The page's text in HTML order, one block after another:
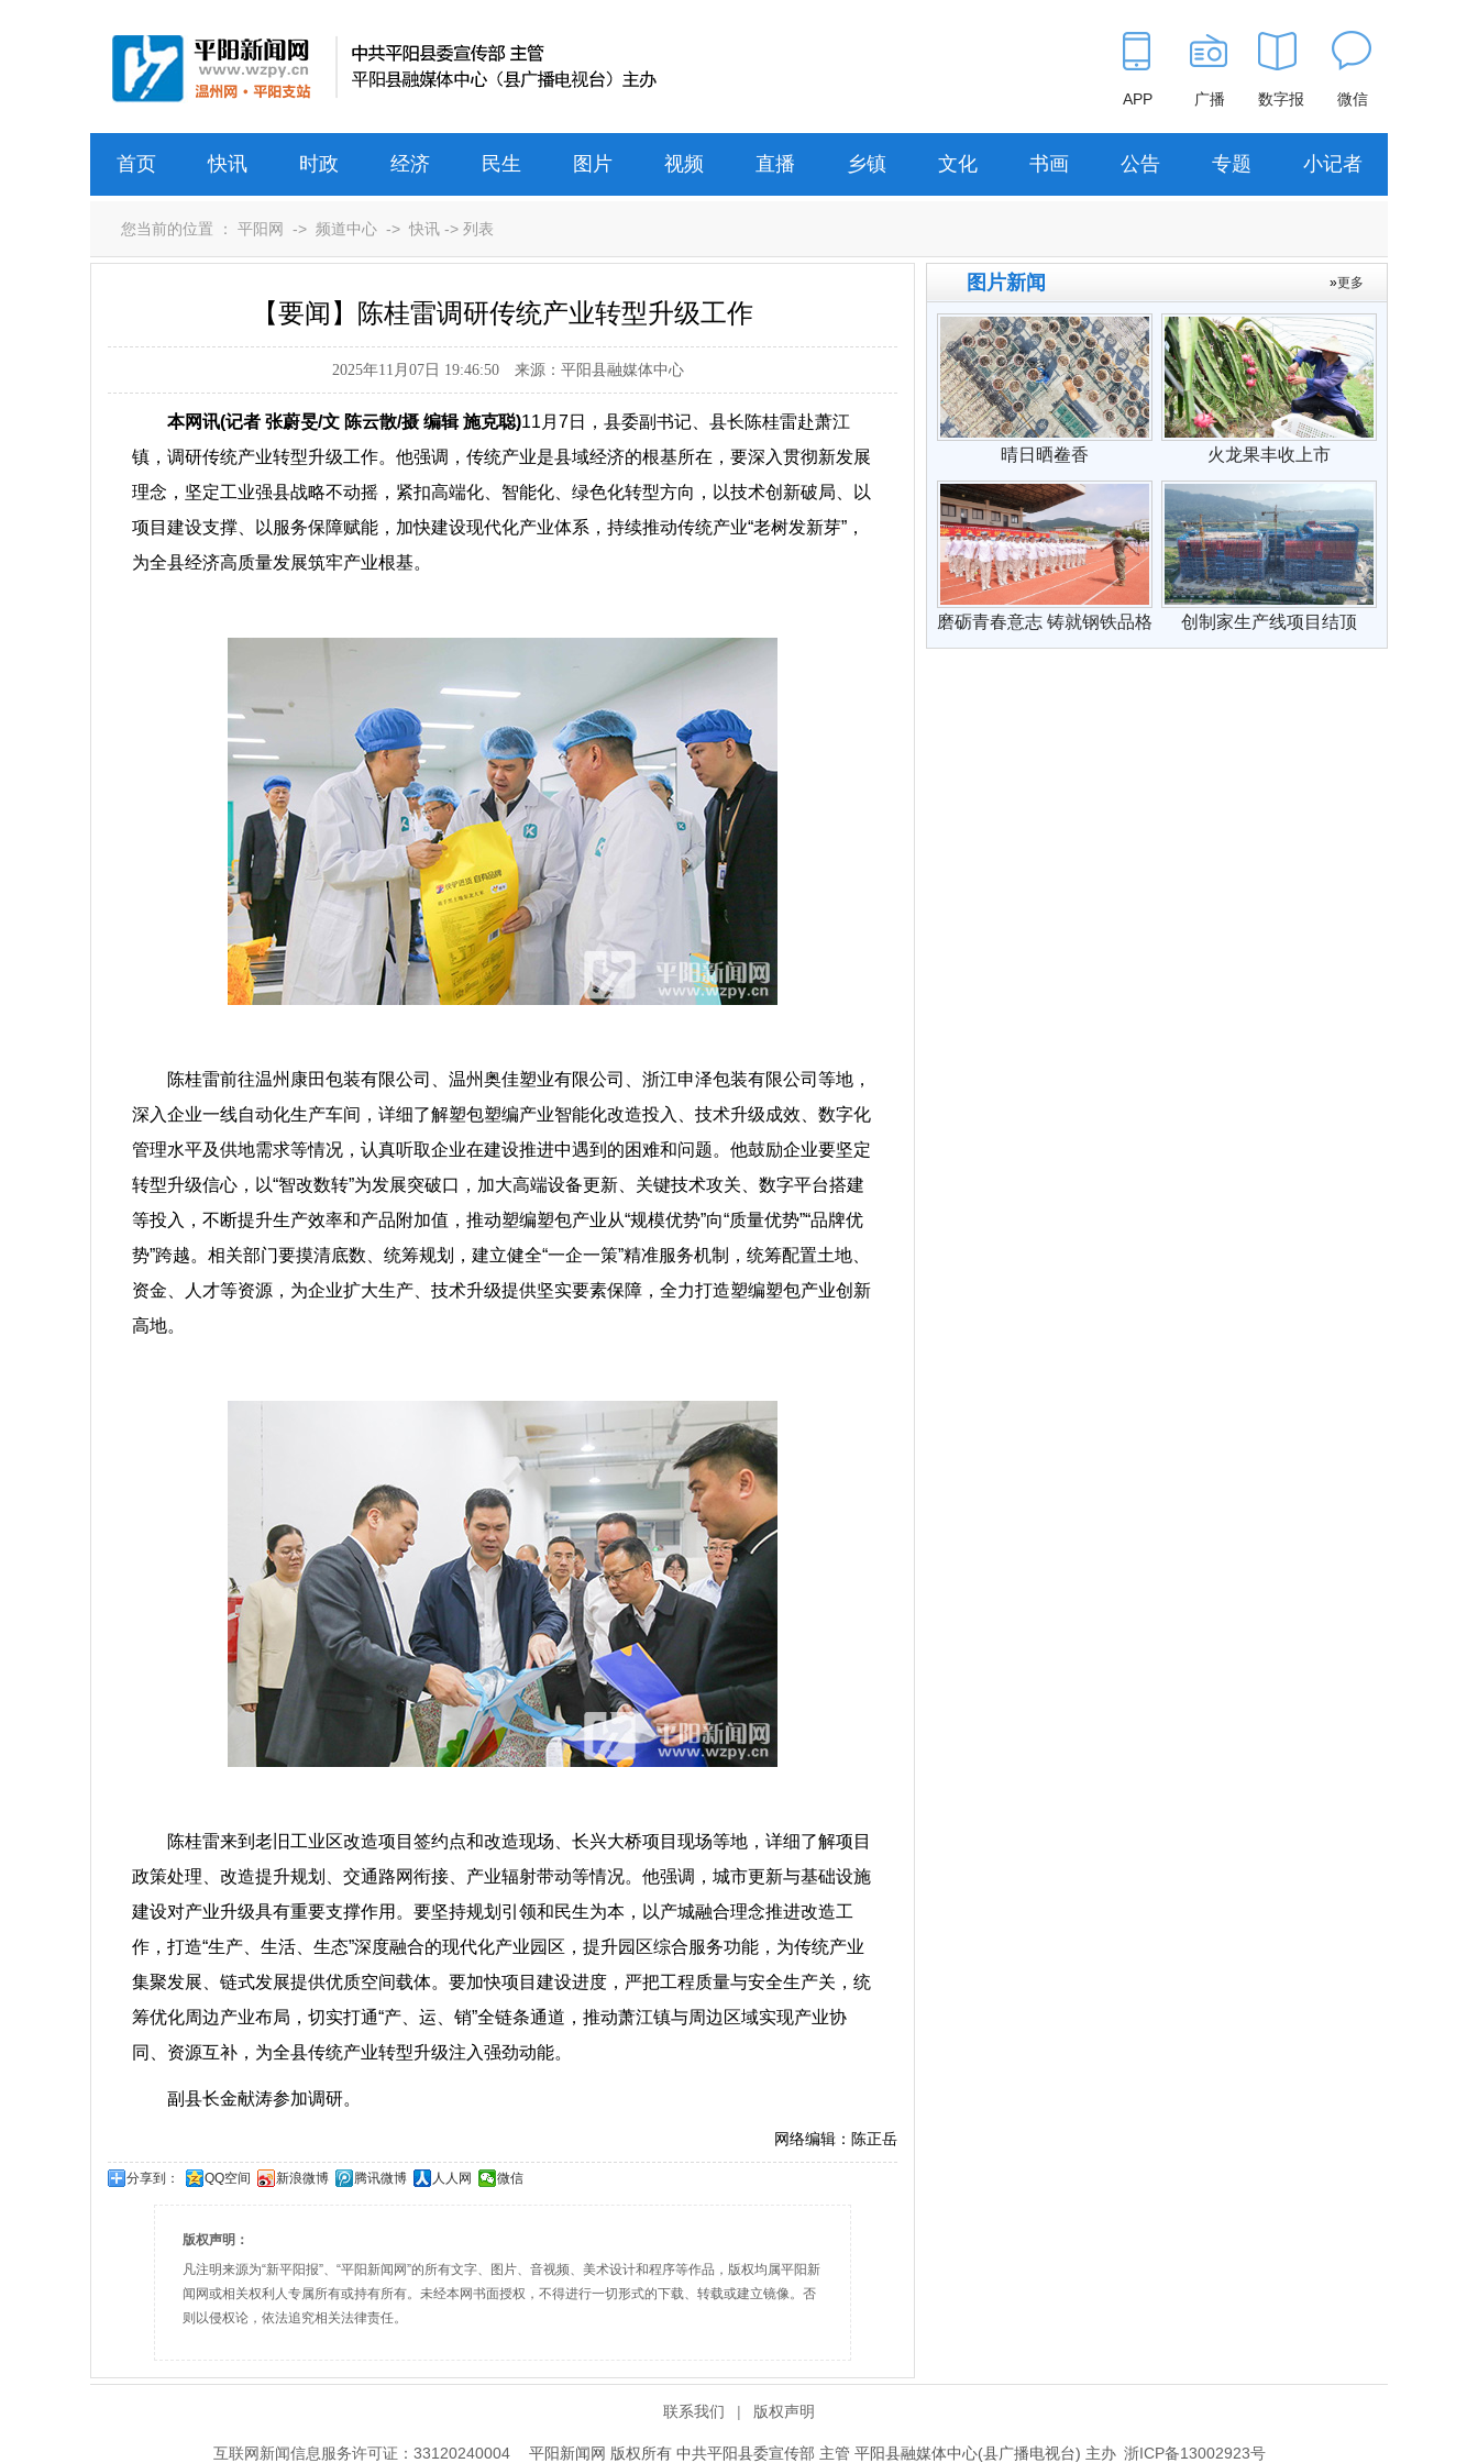
APP 广播 数字报 微信
首页 快讯 时政 经济 民生 图片 视频 直播 乡镇 文化 书画 公告 专题 小记者
您当前的位置 ： 平阳网 -> 频道中心 -> 快讯 -> 列表
【要闻】陈桂雷调研传统产业转型升级工作
2025年11月07日 19:46:50 来源：平阳县融媒体中心
本网讯(记者 张蔚旻/文 陈云散/摄 编辑 施克聪)11月7日，县委副书记、县长陈桂雷赴萧江
镇，调研传统产业转型升级工作。他强调，传统产业是县域经济的根基所在，要深入贯彻新发展
理念，坚定工业强县战略不动摇，紧扣高端化、智能化、绿色化转型方向，以技术创新破局、以
项目建设支撑、以服务保障赋能，加快建设现代化产业体系，持续推动传统产业“老树发新芽”，
为全县经济高质量发展筑牢产业根基。
陈桂雷前往温州康田包装有限公司、温州奥佳塑业有限公司、浙江申泽包装有限公司等地，
深入企业一线自动化生产车间，详细了解塑包塑编产业智能化改造投入、技术升级成效、数字化
管理水平及供地需求等情况，认真听取企业在建设推进中遇到的困难和问题。他鼓励企业要坚定
转型升级信心，以“智改数转”为发展突破口，加大高端设备更新、关键技术攻关、数字平台搭建
等投入，不断提升生产效率和产品附加值，推动塑编塑包产业从“规模优势”向“质量优势”“品牌优
势”跨越。相关部门要摸清底数、统筹规划，建立健全“一企一策”精准服务机制，统筹配置土地、
资金、人才等资源，为企业扩大生产、技术升级提供坚实要素保障，全力打造塑编塑包产业创新
高地。
陈桂雷来到老旧工业区改造项目签约点和改造现场、长兴大桥项目现场等地，详细了解项目
政策处理、改造提升规划、交通路网衔接、产业辐射带动等情况。他强调，城市更新与基础设施
建设对产业升级具有重要支撑作用。要坚持规划引领和民生为本，以产城融合理念推进改造工
作，打造“生产、生活、生态”深度融合的现代化产业园区，提升园区综合服务功能，为传统产业
集聚发展、链式发展提供优质空间载体。要加快项目建设进度，严把工程质量与安全生产关，统
筹优化周边产业布局，切实打通“产、运、销”全链条通道，推动萧江镇与周边区域实现产业协
同、资源互补，为全县传统产业转型升级注入强劲动能。
副县长金献涛参加调研。
网络编辑：陈正岳
分享到： QQ空间 新浪微博 腾讯微博 人人网 微信
版权声明：
凡注明来源为“新平阳报”、“平阳新闻网”的所有文字、图片、音视频、美术设计和程序等作品，版权均属平阳新
闻网或相关权利人专属所有或持有所有。未经本网书面授权，不得进行一切形式的下载、转载或建立镜像。否
则以侵权论，依法追究相关法律责任。
图片新闻 »更多
晴日晒鲞香 火龙果丰收上市
磨砺青春意志 铸就钢铁品格 创制家生产线项目结顶
联系我们 | 版权声明
互联网新闻信息服务许可证：33120240004 平阳新闻网 版权所有 中共平阳县委宣传部 主管 平阳县融媒体中心(县广播电视台) 主办 浙ICP备13002923号